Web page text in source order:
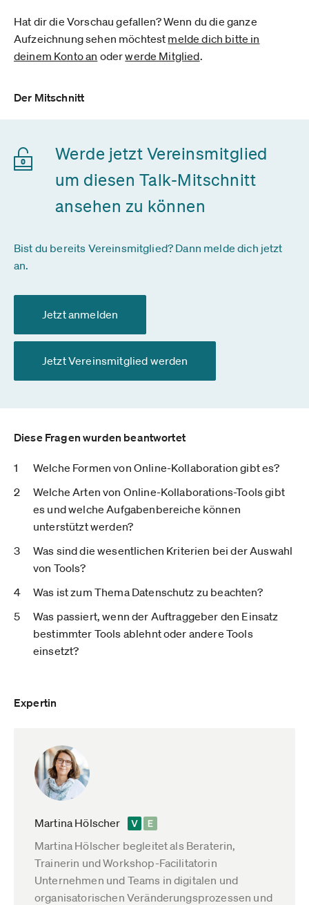
Hat dir die Vorschau gefallen? Wenn du die ganze
Aufzeichnung sehen möchtest melde dich bitte in
deinem Konto an oderwerde Mitglied.
Der Mitschnitt
Werde jetzt Vereinsmitglied
um diesen Talk-Mitschnitt
ansehen zu können
Bist du bereits Vereinsmitglied? Dann melde dich jetzt
an.
Jetzt anmelden
Jetzt Vereinsmitglied werden
Diese Fragen wurden beantwortet
Welche Formen von Online-Kollaboration gibt es?
Welche Arten von Online-Kollaborations-Tools gibt
es und welche Aufgabenbereiche können
unterstützt werden?
Was sind die wesentlichen Kriterien bei der Auswahl
von Tools?
Was ist zum Thema Datenschutz zu beachten?
Was passiert, wenn der Auftraggeber den Einsatz
bestimmter Tools ablehnt oder andere Tools
einsetzt?
Expertin
Martina Hölscher
Martina Hölscher begleitet als Beraterin,
Trainerin und Workshop-Facilitatorin
Unternehmen und Teams in digitalen und
organisatorischen Veränderungsprozessen und